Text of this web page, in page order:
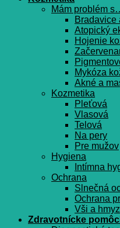
Mám problém
Bradavice
Atopický
Hojenie
Mykóza
Akné a
Kozmetika
Pleťová
Vlasová
Telová
Na pery
Pre mužov
Hygiena
Intímna
Ochrana
Slnečná
Ochrana
Vši a hmyz
Zdravotnícke